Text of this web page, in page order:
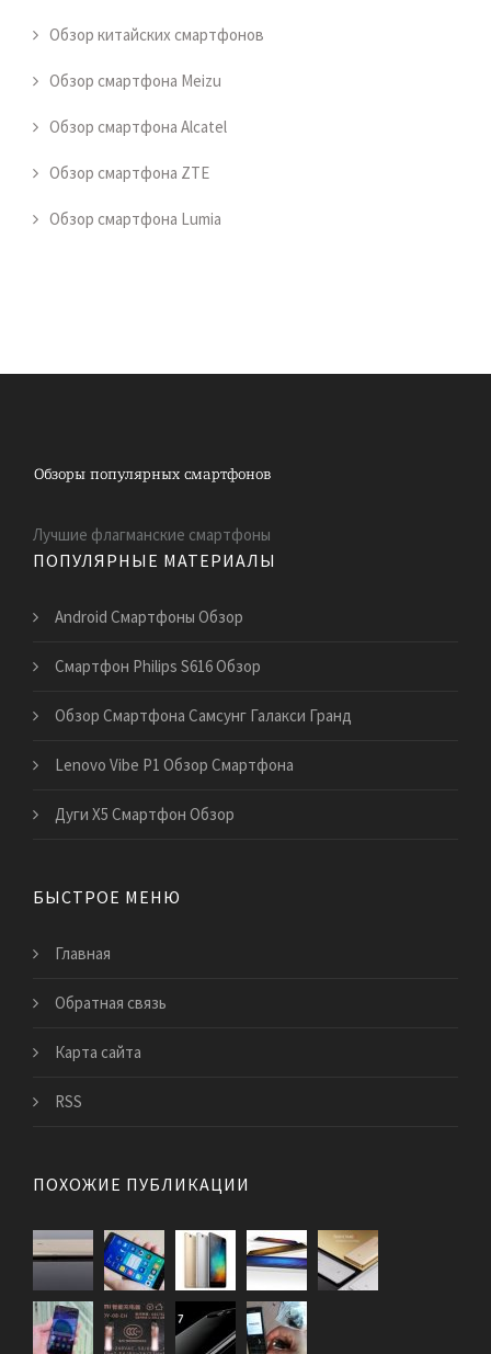
Обзор китайских смартфонов
Обзор смартфона Meizu
Обзор смартфона Alcatel
Обзор смартфона ZTE
Обзор смартфона Lumia
Лучшие флагманские смартфоны
ПОПУЛЯРНЫЕ МАТЕРИАЛЫ
Android Смартфоны Обзор
Смартфон Philips S616 Обзор
Обзор Смартфона Самсунг Галакси Гранд
Lenovo Vibe P1 Обзор Смартфона
Дуги Х5 Смартфон Обзор
БЫСТРОЕ МЕНЮ
Главная
Обратная связь
Карта сайта
RSS
ПОХОЖИЕ ПУБЛИКАЦИИ